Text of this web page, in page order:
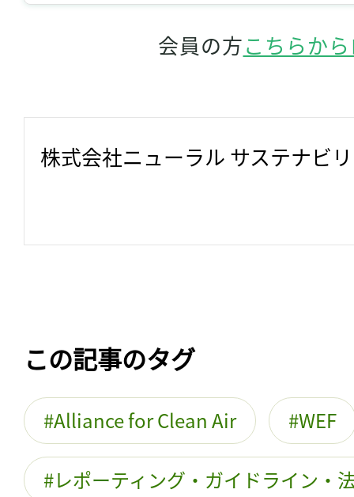
会員の方こちらか
株式会社ニューラル サステナビ
この記事のタグ
Alliance for Clean Air WEF
レポーティング・ガイドライン・